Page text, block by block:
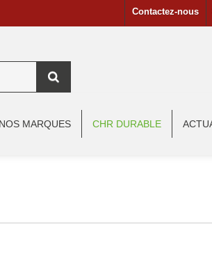
Contactez-nous
NOS MARQUES CHR DURABLE